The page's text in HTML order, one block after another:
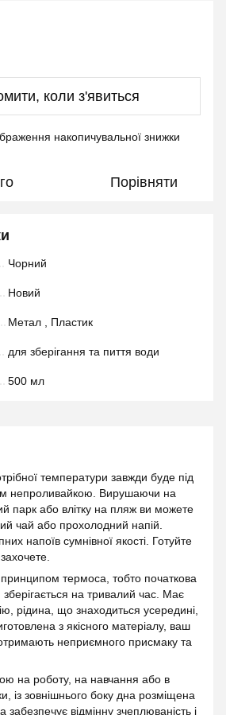
коли з'явиться
накопичувальної знижки
Порівняти
Чорний
Новий
Метал , Пластик
для зберігання та пиття води
500 мл
температури завжди буде під
непроливайкою. Вирушаючи на
парк або влітку на пляж ви можете
чай або прохолодний напій.
напоїв сумнівної якості. Готуйте
термоса, тобто початкова
на тривалий час. Має
рідина, що знаходиться усередині,
з якісного матеріалу, ваш
неприємного присмаку та
на роботу, на навчання або в
із зовнішнього боку дна розміщена
забезпечує відмінну зчеплюваність і